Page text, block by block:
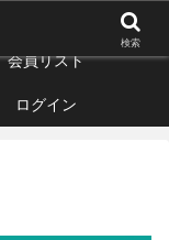
です
会員リスト
ログイン
検索